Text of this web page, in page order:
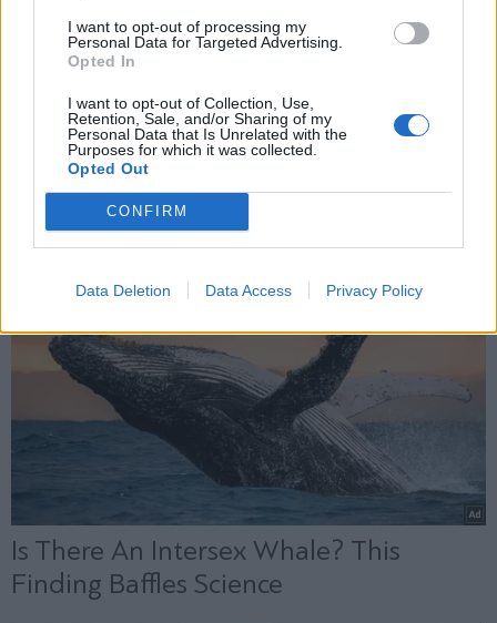
I want to opt-out of processing my
Personal Data for Targeted Advertising.
Opted In
I want to opt-out of Collection, Use,
Retention, Sale, and/or Sharing of my
Personal Data that Is Unrelated with the
Purposes for which it was collected.
Opted Out
CONFIRM
Data Deletion Data Access Privacy Policy
X